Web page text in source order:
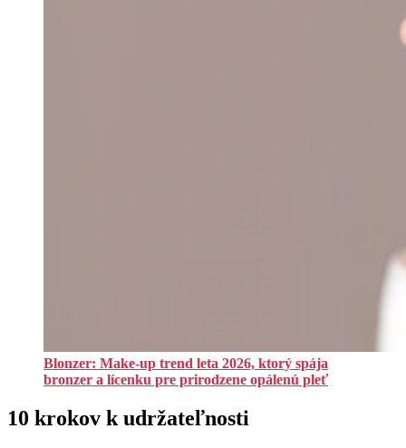
Blonzer: Make-up trend leta 2026, ktorý spája
bronzer a lícenku pre prirodzene opálenú pleť
10 krokov k udržateľnosti